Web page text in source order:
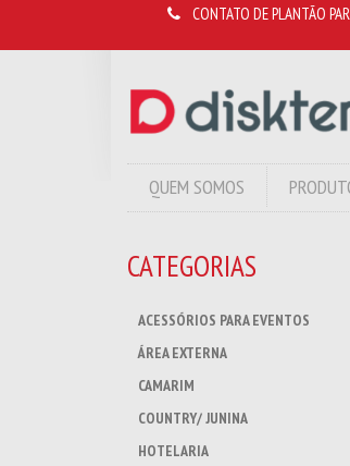
CONTATO DE PLANTÃO
QUEM SOMOS
CATEGORIAS
ACESSÓRIOS PARA EVENTOS
ÁREA EXTERNA
CAMARIM
COUNTRY/ JUNINA
HOTELARIA